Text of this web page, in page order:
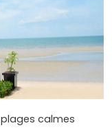
calmes